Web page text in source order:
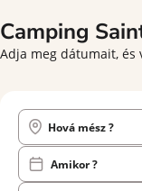
Camping
Adja meg dátumait, és
Hová mész ?
Amikor ?